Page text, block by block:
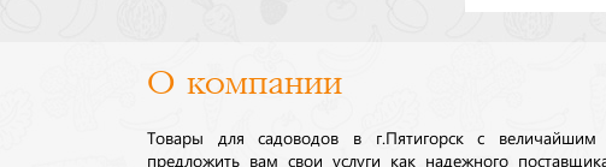
О компании
Товары для садоводов в г.Пятигорск с величайшим
предложить вам свои услуги как надежного